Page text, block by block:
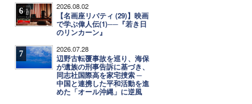
6 2026.08.02
【名画座リバティ (29)】映画
で学ぶ偉人伝(1)──『若き日
のリンカーン』
7 2026.07.28
辺野古転覆事故を巡り、海保
が遺族の刑事告訴に基づき、
同志社国際高を家宅捜索 ─
中国と連携した平和活動を進
めた「オール沖縄」に逆風